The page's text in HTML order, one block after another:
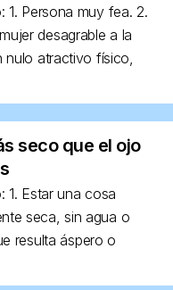
1. Persona muy fea. 2.
desagrable a la
atractivo físico,
seco que el ojo
1. Estar una cosa
seca, sin agua o
resulta áspero o